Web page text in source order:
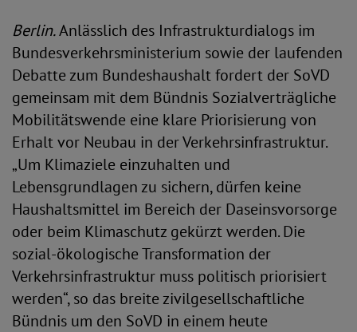
Berlin.Anlässlich des Infrastrukturdialogs im
Bundesverkehrsministerium sowie der laufenden
Debatte zum Bundeshaushalt fordert der SoVD
gemeinsam mit dem Bündnis Sozialverträgliche
Mobilitätswende eine klare Priorisierung von
Erhalt vor Neubau in der Verkehrsinfrastruktur.
„Um Klimaziele einzuhalten und
Lebensgrundlagen zu sichern, dürfen keine
Haushaltsmittel im Bereich der Daseinsvorsorge
oder beim Klimaschutz gekürzt werden. Die
sozial-ökologische Transformation der
Verkehrsinfrastruktur muss politisch priorisiert
werden“, so das breite zivilgesellschaftliche
Bündnis um den SoVD in einem heute